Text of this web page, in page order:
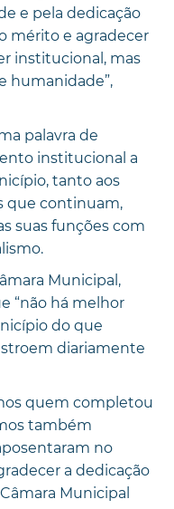
e pela dedicação
mérito e agradecer
institucional, mas
humanidade”,
palavra de
institucional a
tanto aos
que continuam,
suas funções com
Municipal,
“não há melhor
do que
diariamente
quem completou
também
no
a dedicação
Municipal